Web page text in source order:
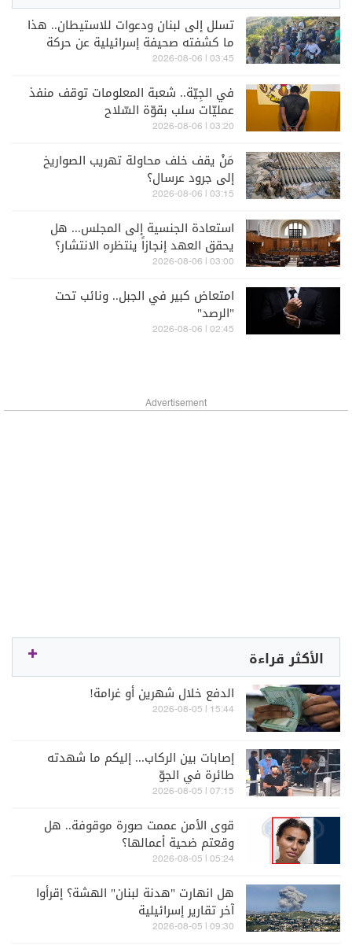
تسلل إلى لبنان ودعوات للاستيطان.. هذا
ما كشفته صحيفة إسرائيلية عن حركة
"أوري تسافون"
03:45 | 2026-08-06
في الجِيّة.. شعبة المعلومات توقف منفذ
عمليّات سلب بقوّة السّلاح
03:20 | 2026-08-06
مَنْ يقف خلف محاولة تهريب الصواريخ
إلى جرود عرسال؟
03:15 | 2026-08-06
استعادة الجنسية إلى المجلس... هل
يحقق العهد إنجازاً ينتظره الانتشار؟
03:00 | 2026-08-06
امتعاض كبير في الجبل.. ونائب تحت
"الرصد"
02:45 | 2026-08-06
Advertisement
الأكثر قراءة
الدفع خلال شهرين أو غرامة!
15:44 | 2026-08-05
إصابات بين الركاب... إليكم ما شهدته
طائرة في الجوّ
07:15 | 2026-08-05
قوى الأمن عممت صورة موقوفة.. هل
وقعتم ضحية أعمالها؟
05:24 | 2026-08-05
هل انهارت "هدنة لبنان" الهشة؟ إقرأوا
آخر تقارير إسرائيلية
09:30 | 2026-08-05